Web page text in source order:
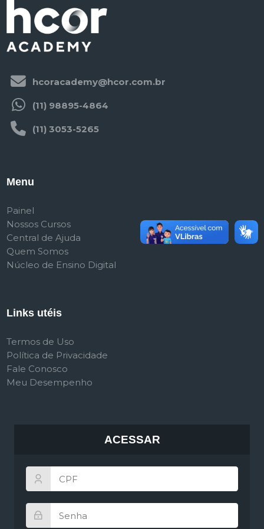
hcoracademy@hcor.com.br
(11) 98895-4864
(11) 3053-5265
Menu
Painel
Nossos Cursos
Central de Ajuda
Quem Somos
Núcleo de Ensino Digital
Links utéis
Termos de Uso
Política de Privacidade
Fale Conosco
Meu Desempenho
ACESSAR